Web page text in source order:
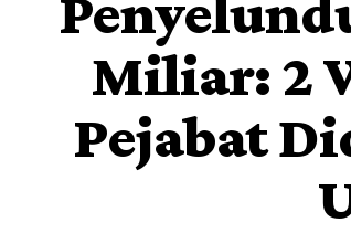
Miliar: 2
Pejabat